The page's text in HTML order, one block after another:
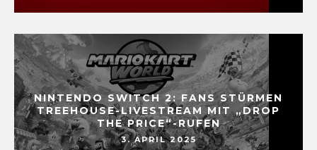
NINTENDO SWITCH 2: FANS STÜRMEN
TREEHOUSE-LIVESTREAM MIT „DROP
THE PRICE“-RUFEN
3. APRIL 2025